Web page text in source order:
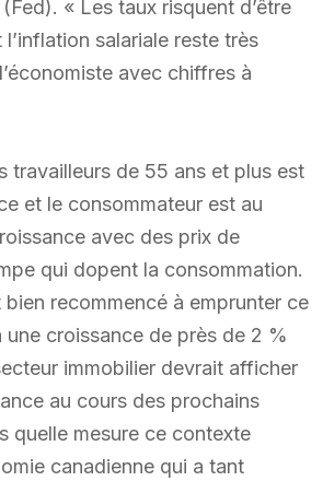
« Les taux risquent d’être
salariale reste très
avec chiffres à
travailleurs de 55 ans et plus est
et le consommateur est au
avec des prix de
qui dopent la consommation.
bien recommencé à emprunter ce
une croissance de près de 2 %
immobilier devrait afficher
au cours des prochains
quelle mesure ce contexte
canadienne qui a tant